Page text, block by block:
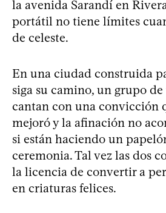
la avenida Sarandí en
portátil no tiene límites
de celeste.
En una ciudad construida
siga su camino, un grupo
cantan con una convicción
mejoró y la afinación no
si están haciendo un
ceremonia. Tal vez las dos
la licencia de convertir a
en criaturas felices.